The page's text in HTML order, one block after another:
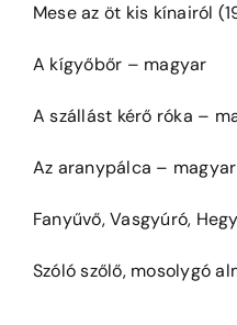
Mese az öt kis kínairól
A kígyőbőr – magyar
A szállást kérő róka –
Az aranypálca – magyar
Fanyűvő, Vasgyúró,
Szóló szőlő, mosolygó